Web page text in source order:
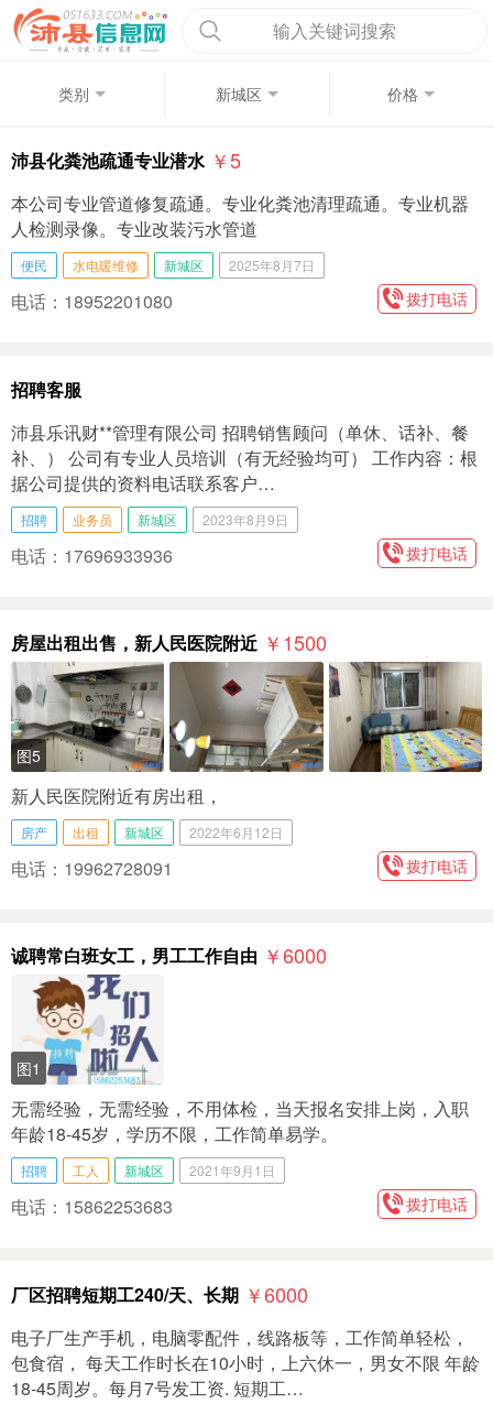
输入关键词搜索
类别 新城区 价格
沛县化粪池疏通专业潜水 ￥5
本公司专业管道修复疏通。专业化粪池清理疏通。专业机器
人检测录像。专业改装污水管道
便民 水电暖维修 新城区 2025年8月7日
电话：18952201080 拨打电话
招聘客服
沛县乐讯财**管理有限公司 招聘销售顾问（单休、话补、餐
补、） 公司有专业人员培训（有无经验均可） 工作内容：根
据公司提供的资料电话联系客户…
招聘 业务员 新城区 2023年8月9日
电话：17696933936 拨打电话
房屋出租出售，新人民医院附近 ￥1500
图5
新人民医院附近有房出租，
房产 出租 新城区 2022年6月12日
电话：19962728091 拨打电话
诚聘常白班女工，男工工作自由 ￥6000
图1
无需经验，无需经验，不用体检，当天报名安排上岗，入职
年龄18-45岁，学历不限，工作简单易学。
招聘 工人 新城区 2021年9月1日
电话：15862253683 拨打电话
厂区招聘短期工240/天、长期 ￥6000
电子厂生产手机，电脑零配件，线路板等，工作简单轻松，
包食宿， 每天工作时长在10小时，上六休一，男女不限 年龄
18-45周岁。每月7号发工资. 短期工…